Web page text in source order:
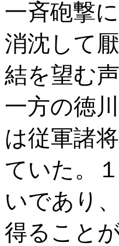
一斉砲撃
消沈して
結を望む
一方の徳
は従軍諸
ていた。
いであり
得ること